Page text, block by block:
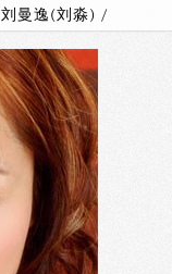
刘曼逸(刘淼)